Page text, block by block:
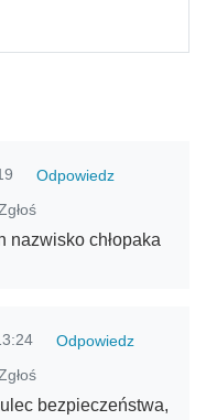
Odpowiedz
nazwisko chłopaka
Odpowiedz
bezpieczeństwa,